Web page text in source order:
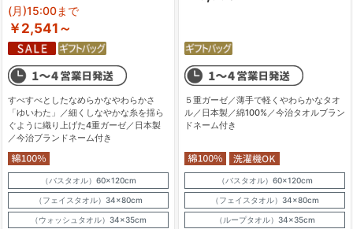
(月)15:00まで
￥2,541～
すべすべとしたなめらかなやわらかさ
「ゆいわた」／細くしなやかな糸を揺ら
ぐように織り上げた4重ガーゼ／日本製
／今治ブランドネーム付き
（バスタオル）60×120cm
（フェイスタオル）34×80cm
（ウォッシュタオル）34×35cm
５重ガーゼ／薄手で軽くやわらかなタオ
ル／日本製／綿100%／今治タオルブラン
ドネーム付き
（バスタオル）60×120cm
（フェイスタオル）34×80cm
（ループタオル）34×35cm